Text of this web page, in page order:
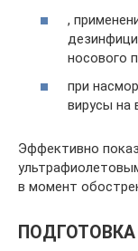
,
носового
при
вирусы на
Эффективно
в момент